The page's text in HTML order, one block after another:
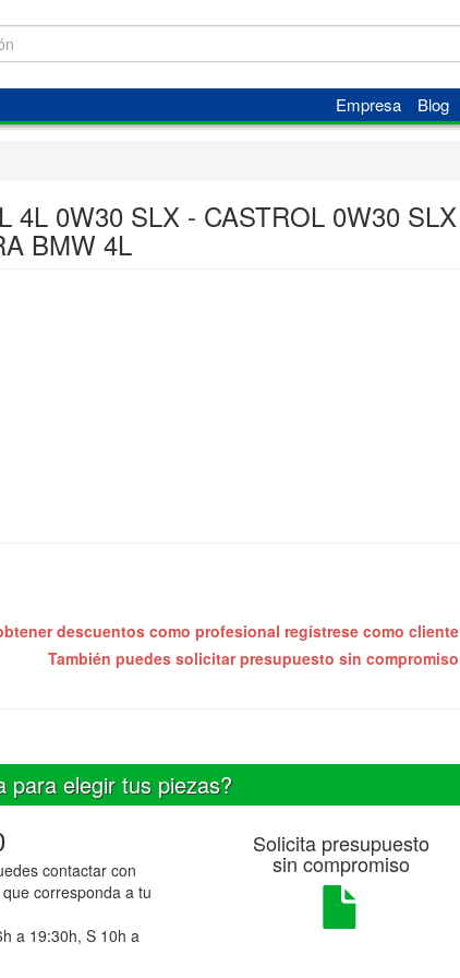
Empresa Blog
4L 0W30 SLX - CASTROL 0W30 SLX
BMW 4L
descuentos como profesional regístrese como cliente
También puedes solicitar presupuesto sin compromiso
para elegir tus piezas?
contactar con
corresponda a tu
a 19:30h, S 10h a
Solicita presupuesto
sin compromiso